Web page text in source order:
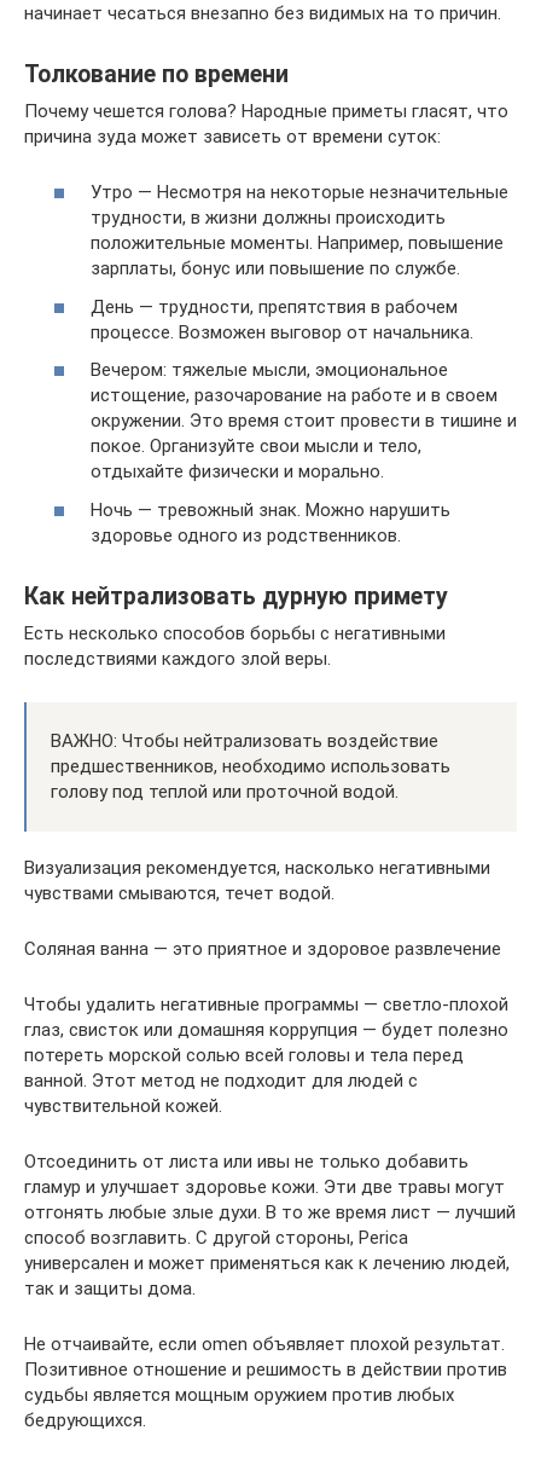
начинает чесаться внезапно без видимых на то причин.
Толкование по времени
Почему чешется голова? Народные приметы гласят, что
причина зуда может зависеть от времени суток:
Утро — Несмотря на некоторые незначительные
трудности, в жизни должны происходить
положительные моменты. Например, повышение
зарплаты, бонус или повышение по службе.
День — трудности, препятствия в рабочем
процессе. Возможен выговор от начальника.
Вечером: тяжелые мысли, эмоциональное
истощение, разочарование на работе и в своем
окружении. Это время стоит провести в тишине и
покое. Организуйте свои мысли и тело,
отдыхайте физически и морально.
Ночь — тревожный знак. Можно нарушить
здоровье одного из родственников.
Как нейтрализовать дурную примету
Есть несколько способов борьбы с негативными
последствиями каждого злой веры.
ВАЖНО: Чтобы нейтрализовать воздействие
предшественников, необходимо использовать
голову под теплой или проточной водой.
Визуализация рекомендуется, насколько негативными
чувствами смываются, течет водой.
Соляная ванна — это приятное и здоровое развлечение
Чтобы удалить негативные программы — светло-плохой
глаз, свисток или домашняя коррупция — будет полезно
потереть морской солью всей головы и тела перед
ванной. Этот метод не подходит для людей с
чувствительной кожей.
Отсоединить от листа или ивы не только добавить
гламур и улучшает здоровье кожи. Эти две травы могут
отгонять любые злые духи. В то же время лист — лучший
способ возглавить. С другой стороны, Perica
универсален и может применяться как к лечению людей,
так и защиты дома.
Не отчаивайте, если omen объявляет плохой результат.
Позитивное отношение и решимость в действии против
судьбы является мощным оружием против любых
бедрующихся.